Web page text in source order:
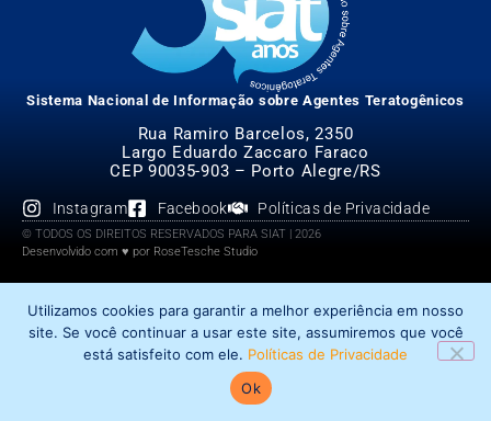
Sistema Nacional de Informação sobre Agentes Teratogênicos
Rua Ramiro Barcelos, 2350
Largo Eduardo Zaccaro Faraco
CEP 90035-903 – Porto Alegre/RS
Instagram Facebook Políticas de Privacidade
© TODOS OS DIREITOS RESERVADOS PARA SIAT | 2026
Desenvolvido com ♥ por RoseTesche Studio
Utilizamos cookies para garantir a melhor experiência em nosso
site. Se você continuar a usar este site, assumiremos que você
está satisfeito com ele. Políticas de Privacidade
Ok